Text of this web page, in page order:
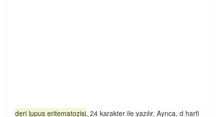
deri lupus eritematozisi, 24 karakter ile yazılır. Ayrıca, d harfi